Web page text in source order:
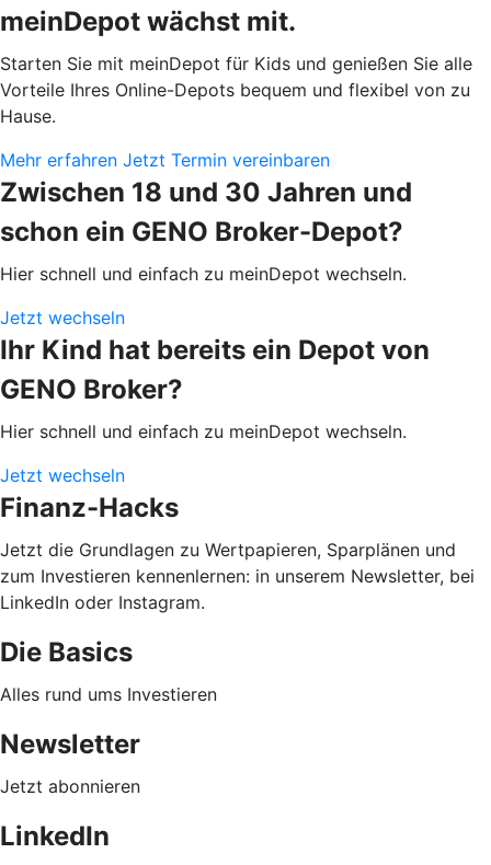
meinDepot wächst mit.
Starten Sie mit meinDepot für Kids und genießen Sie alle
Vorteile Ihres Online-Depots bequem und flexibel von zu
Hause.
Mehr erfahren Jetzt Termin vereinbaren
Zwischen 18 und 30 Jahren und
schon ein GENO Broker-Depot?
Hier schnell und einfach zu meinDepot wechseln.
Jetzt wechseln
Ihr Kind hat bereits ein Depot von
GENO Broker?
Hier schnell und einfach zu meinDepot wechseln.
Jetzt wechseln
Finanz-Hacks
Jetzt die Grundlagen zu Wertpapieren, Sparplänen und
zum Investieren kennenlernen: in unserem Newsletter, bei
LinkedIn oder Instagram.
Die Basics
Alles rund ums Investieren
Newsletter
Jetzt abonnieren
LinkedIn